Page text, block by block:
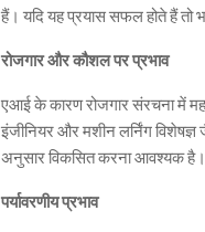
हैं। यदि यह प्रयास सफल होते हैं तो
रोजगार और कौशल पर प्रभाव
एआई के कारण रोजगार संरचना में
इंजीनियर और मशीन लर्निंग
अनुसार विकसित करना आवश्यक है।
पर्यावरणीय प्रभाव